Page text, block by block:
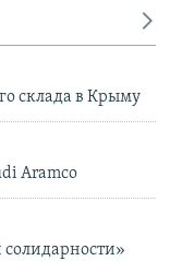
склада в Крыму
Aramco